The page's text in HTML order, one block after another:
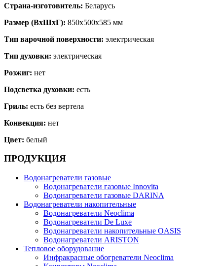
Страна-изготовитель: Беларусь
Размер (ВхШхГ): 850х500х585 мм
Тип варочной поверхности: электрическая
Тип духовки: электрическая
Розжиг: нет
Подсветка духовки: есть
Гриль: есть без вертела
Конвекция: нет
Цвет: белый
ПРОДУКЦИЯ
Водонагреватели газовые
Водонагреватели газовые Innovita
Водонагреватели газовые DARINA
Водонагреватели накопительные
Водонагреватели Neoclima
Водонагреватели De Luxe
Водонагреватели накопительные OASIS
Водонагреватели ARISTON
Тепловое оборудование
Инфракрасные обогреватели Neoclima